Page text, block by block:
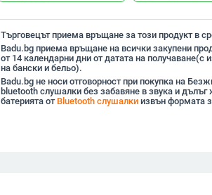
Търговецът приема връщане за този продукт в
Badu.bg приема връщане на всички закупени
от 14 календарни дни от датата на получаване(с
на бански и бельо).
Badu.bg не носи отговорност при покупка на
bluetooth слушалки без забавяне в звука и дълъг
батерията от Bluetooth слушалкиизвън формата